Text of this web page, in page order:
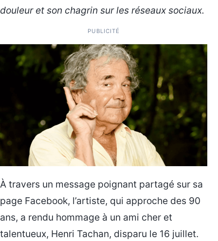
douleur et son chagrin sur les réseaux sociaux.
PUBLICITÉ
À travers un message poignant partagé sur sa
page Facebook, l’artiste, qui approche des 90
ans, a rendu hommage à un ami cher et
talentueux, Henri Tachan, disparu le 16 juillet.